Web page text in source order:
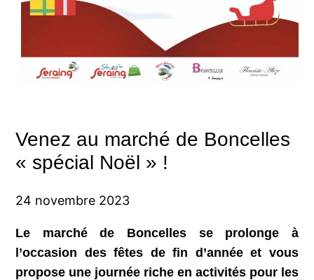
Venez au marché de Boncelles
« spécial Noël » !
24 novembre 2023
Le marché de Boncelles se prolonge à
l’occasion des fêtes de fin d’année et vous
propose une journée riche en activités pour les